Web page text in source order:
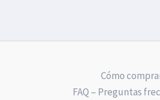
Cómo
FAQ – Preguntas